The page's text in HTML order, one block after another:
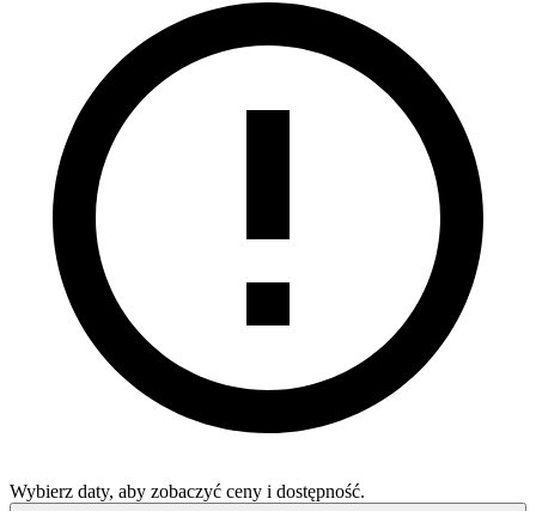
Wybierz daty, aby zobaczyć ceny i dostępność.